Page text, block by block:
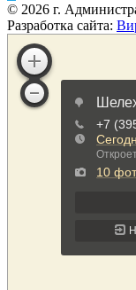
© 2026 г.
Разработка сайта: